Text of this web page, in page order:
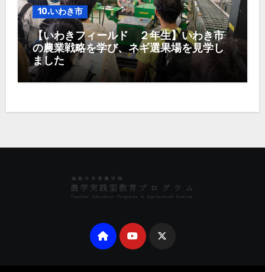
10.いわき市
【いわきフィールド ２年生】いわき市
の農業戦略を学び、ネギ選果場を見学し
ました